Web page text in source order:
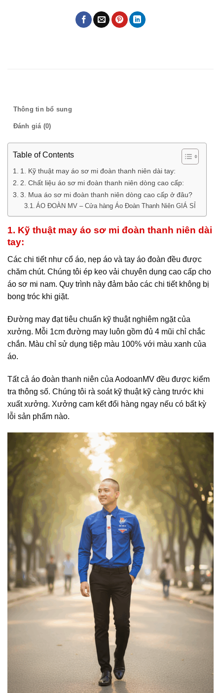
Thông tin bổ sung
Đánh giá (0)
Table of Contents
1. Kỹ thuật may áo sơ mi đoàn thanh niên dài tay:
2. Chất liệu áo sơ mi đoàn thanh niên dòng cao cấp:
3. Mua áo sơ mi đoàn thanh niên dòng cao cấp ở đâu?
ÁO ĐOÀN MV – Cửa hàng Áo Đoàn Thanh Niên GIÁ SỈ
1. Kỹ thuật may áo sơ mi đoàn thanh niên dài
tay:
Các chi tiết như cổ áo, nẹp áo và tay áo đoàn đều được
chăm chút. Chúng tôi ép keo vải chuyên dụng cao cấp cho
áo sơ mi nam. Quy trình này đảm bảo các chi tiết không bị
bong tróc khi giặt.
Đường may đạt tiêu chuẩn kỹ thuật nghiêm ngặt của
xưởng. Mỗi 1cm đường may luôn gồm đủ 4 mũi chỉ chắc
chắn. Màu chỉ sử dụng tiệp màu 100% với màu xanh của
áo.
Tất cả áo đoàn thanh niên của AodoanMV đều được kiểm
tra thông số. Chúng tôi rà soát kỹ thuật kỹ càng trước khi
xuất xưởng. Xưởng cam kết đổi hàng ngay nếu có bất kỳ
lỗi sản phẩm nào.